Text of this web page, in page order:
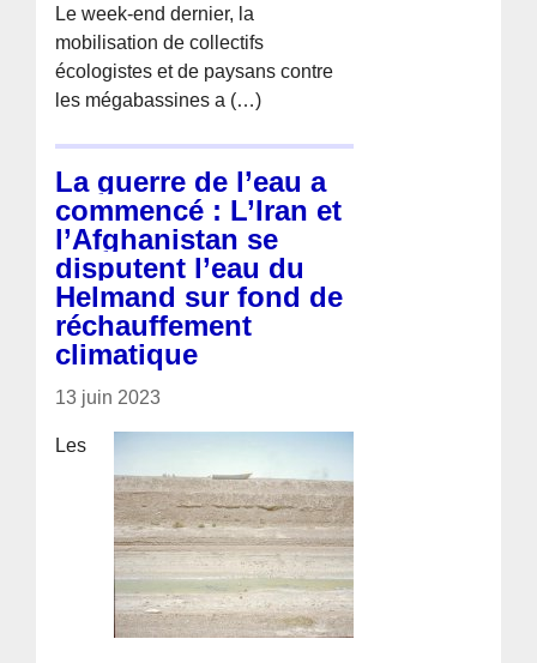
Le week-end dernier, la
mobilisation de collectifs
écologistes et de paysans contre
les mégabassines a (…)
La guerre de l’eau a
commencé : L’Iran et
l’Afghanistan se
disputent l’eau du
Helmand sur fond de
réchauffement
climatique
13 juin 2023
Les